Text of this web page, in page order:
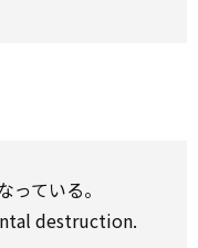
ている。
destruction.